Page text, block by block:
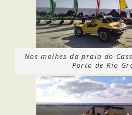
Nos molhes da praia do
Porto de Rio